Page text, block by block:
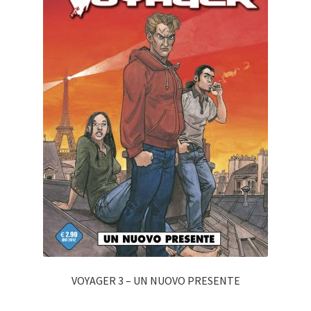
VOYAGER 3 – UN NUOVO PRESENTE